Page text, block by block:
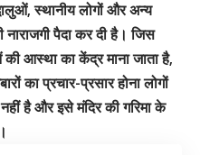
स्थानीय लोगों और अन्य
नाराजगी पैदा कर दी है। जिस
आस्था का केंद्र माना जाता है,
का प्रचार-प्रसार होना लोगों
है और इसे मंदिर की गरिमा के